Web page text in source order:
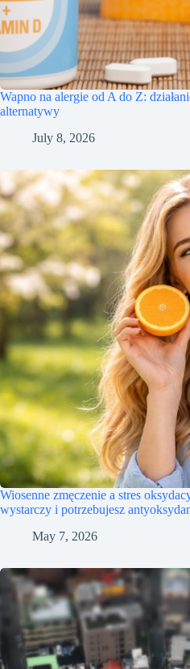
Wapno na alergie od A do Z:
alternatywy
July 8, 2026
Wiosenne zmęczenie a stres
wystarczy i potrzebujesz
May 7, 2026